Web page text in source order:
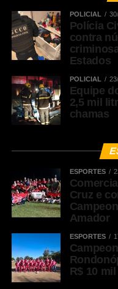
POLICIAL
Polícia
contra
Estados
POLICIAL
Equipe
2,5 mil
chamas
ESPORTES
Cruz e
Amador
ESPORTES
R$ 10